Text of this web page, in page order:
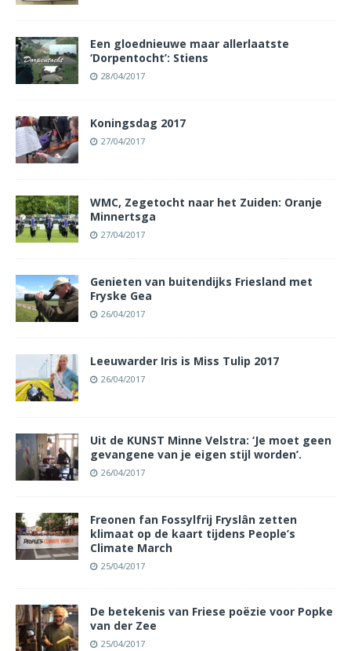
Een gloednieuwe maar allerlaatste
‘Dorpentocht’: Stiens
28/04/2017
Koningsdag 2017
27/04/2017
WMC, Zegetocht naar het Zuiden: Oranje
Minnertsga
27/04/2017
Genieten van buitendijks Friesland met
Fryske Gea
26/04/2017
Leeuwarder Iris is Miss Tulip 2017
26/04/2017
Uit de KUNST Minne Velstra: ‘Je moet geen
gevangene van je eigen stijl worden’.
26/04/2017
Freonen fan Fossylfrij Fryslân zetten
klimaat op de kaart tijdens People’s
Climate March
25/04/2017
De betekenis van Friese poëzie voor Popke
van der Zee
25/04/2017